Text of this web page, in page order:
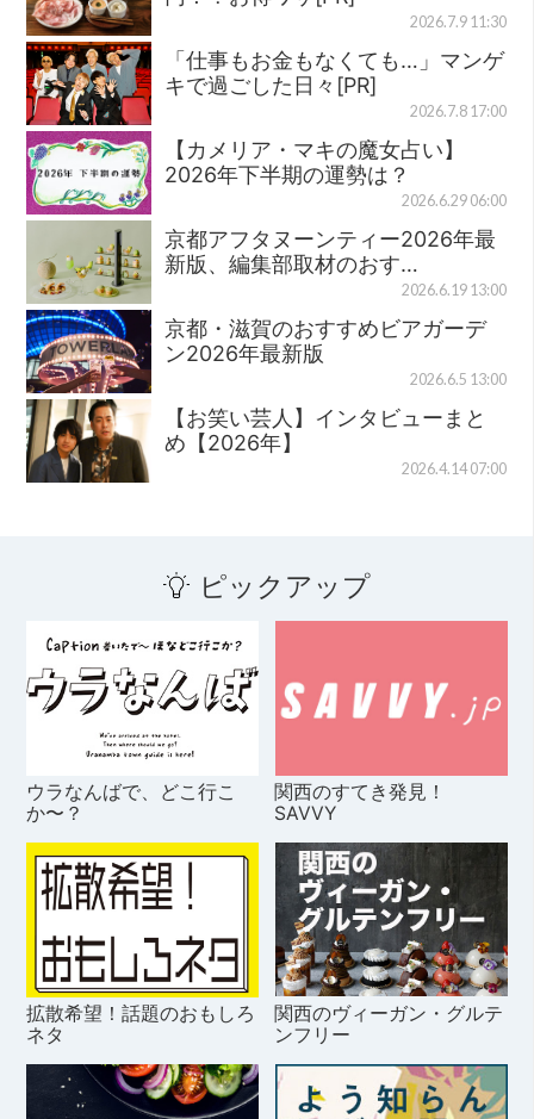
2026.7.9 11:30
「仕事もお金もなくても…」マンゲ
キで過ごした日々[PR]
2026.7.8 17:00
【カメリア・マキの魔女占い】
2026年下半期の運勢は？
2026.6.29 06:00
京都アフタヌーンティー2026年最
新版、編集部取材のおす…
2026.6.19 13:00
京都・滋賀のおすすめビアガーデ
ン2026年最新版
2026.6.5 13:00
【お笑い芸人】インタビューまと
め【2026年】
2026.4.14 07:00
ピックアップ
ウラなんばで、どこ行こ
か〜？
関西のすてき発見！
SAVVY
拡散希望！話題のおもしろ
ネタ
関西のヴィーガン・グルテ
ンフリー